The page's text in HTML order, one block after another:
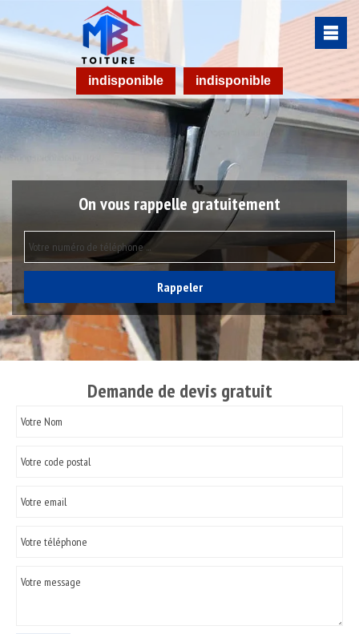
indisponible indisponible
On vous rappelle gratuitement
Demande de devis gratuit